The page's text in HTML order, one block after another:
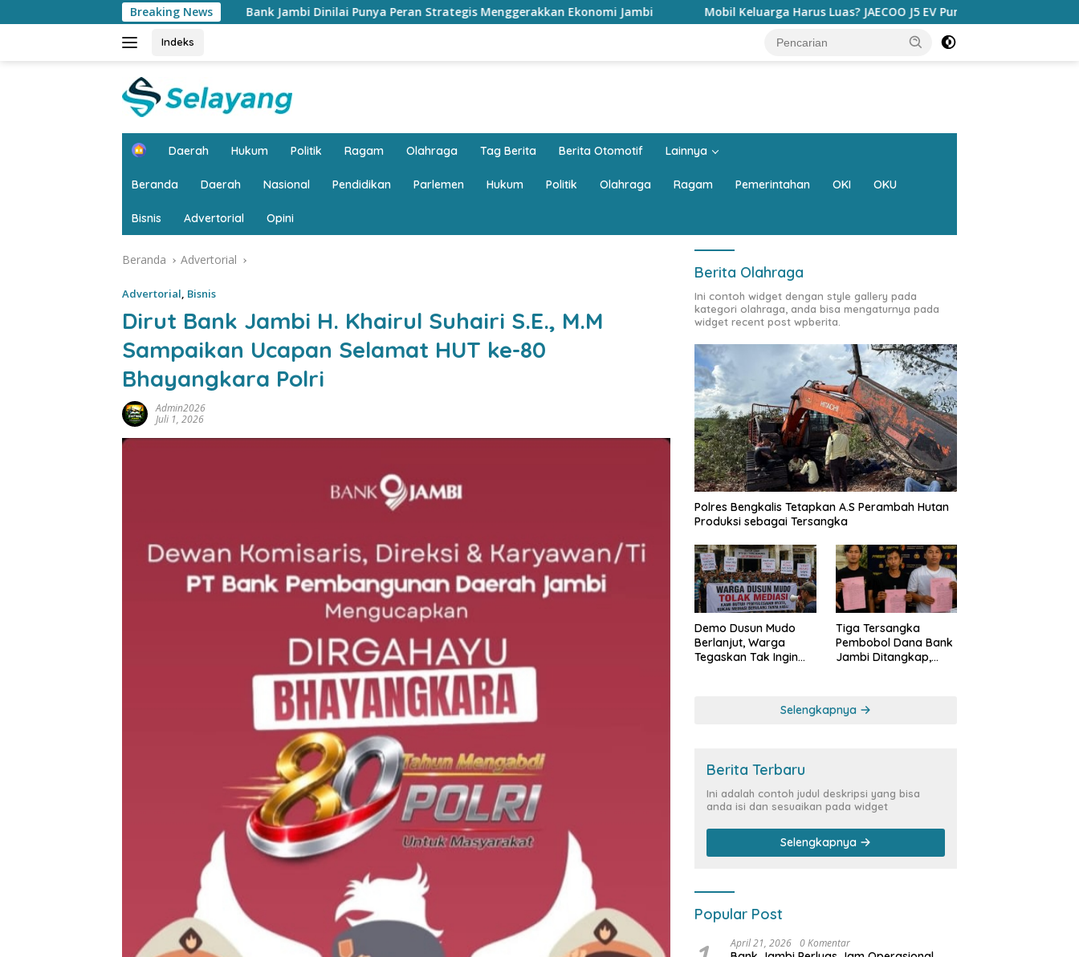
ke
Breaking News
Bank Jambi Dinilai Punya Peran Strategis Menggerakkan Ekonomi Jambi Mobil Keluarga Harus Luas? JAECOO J5 EV Punya Jawaban yang Bikin Orang Tua Tenang
Indeks
H
e
Daerah Hukum Politik Ragam Olahraga Tag Berita Berita Otomotif Lainnya
Beranda Daerah Nasional Pendidikan Parlemen Hukum Politik Olahraga Ragam Pemerintahan OKI OKU
Bisnis Advertorial Opini
Beranda Advertorial
Advertorial, Bisnis
Dirut Bank Jambi H. Khairul Suhairi S.E., M.M
Sampaikan Ucapan Selamat HUT ke-80
Bhayangkara Polri
Admin2026
Juli 1, 2026
Berita Olahraga
Ini contoh widget dengan style gallery pada
kategori olahraga, anda bisa mengaturnya pada
widget recent post wpberita.
Polres Bengkalis Tetapkan A.S Perambah Hutan
Produksi sebagai Tersangka
Demo Dusun Mudo
Berlanjut, Warga
Tegaskan Tak Ingin
Tiga Tersangka
Pembobol Dana Bank
Jambi Ditangkap,
Miliar
Selengkapnya
Berita Terbaru
Ini adalah contoh judul deskripsi yang bisa
anda isi dan sesuaikan pada widget
Selengkapnya
Popular Post
April 21, 2026 0 Komentar